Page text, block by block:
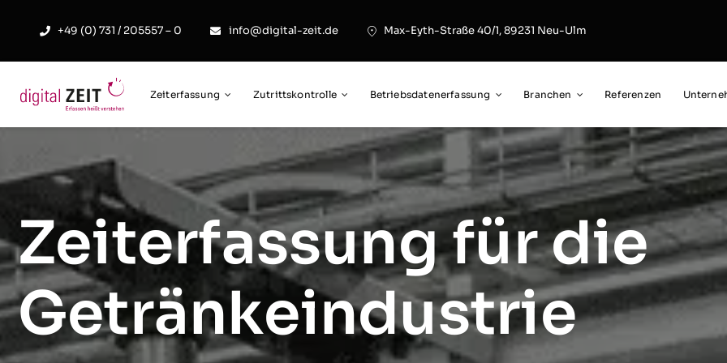
+49 (0) 731 / 205557 – 0 info@digital-zeit.de Max-Eyth-Straße 40/1, 89231 Neu-Ulm
Zeiterfassung Zutrittskontrolle Betriebsdatenerfassung Branchen Referenzen
Zeiterfassung für die
Getränkeindustrie